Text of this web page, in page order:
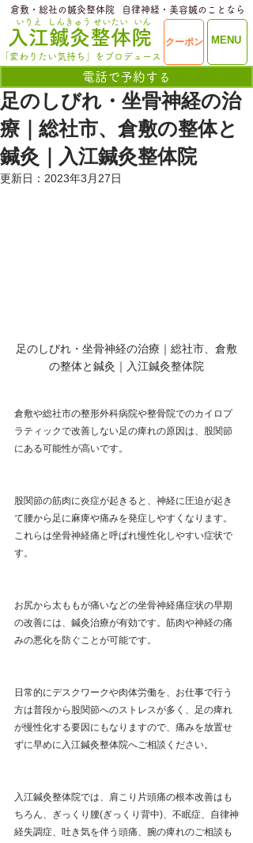
ME
​入江鍼灸整体院
いりえ
MENU
クーポン
電話で予約する
せいたい
しんきゅう いん
「変わりたい気持ち」をプロデュース
​倉敷・総社の鍼灸整体院 ​自律神経・美容鍼のことなら
足のしびれ・坐骨神経の治
療｜総社市、倉敷の整体と
鍼灸｜入江鍼灸整体院
更新日： 2023年3月27日
足のしびれ・坐骨神経の治療｜総社市、倉敷
の整体と鍼灸｜入江鍼灸整体院
倉敷や総社市の整形外科病院や整骨院でのカイロプ
ラティックで改善しない足の痺れの原因は、股関節
にある可能性が高いです。
股関節の筋肉に炎症が起きると、神経に圧迫が起き
て腰から足に麻痺や痛みを発症しやすくなります。
これらは坐骨神経痛と呼ばれ慢性化しやすい症状で
す。
お尻から太ももが痛いなどの坐骨神経痛症状の早期
の改善には、鍼灸治療が有効です。筋肉や神経の痛
みの悪化を防ぐことが可能です。
日常的にデスクワークや肉体労働を、お仕事で行う
方は普段から股関節へのストレスが多く、足の痺れ
が慢性化する要因にもなりますので、痛みを放置せ
ずに早めに入江鍼灸整体院へご相談ください。
入江鍼灸整体院では、肩こり片頭痛の根本改善はも
ちろん、ぎっくり腰(ぎっくり背中)、不眠症、自律神
経失調症、吐き気を伴う頭痛、腕の痺れのご相談も